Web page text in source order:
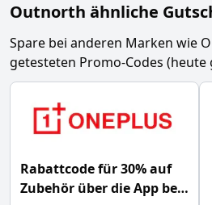
Outnorth ähnliche
Spare bei anderen Marken wie
getesteten Promo-Codes (heute
Rabattcode für 30% auf
Zubehör über die App bei